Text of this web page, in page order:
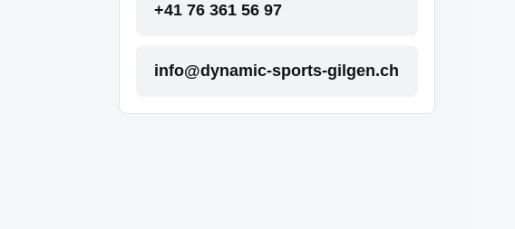
+41 76 361 56 97
info@dynamic-sports-gilgen.ch